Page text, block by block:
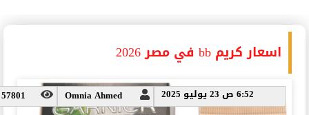
اسعار كريم bb في مصر 2026
6:52 ص 23 يوليو 2025 Omnia Ahmed
57801